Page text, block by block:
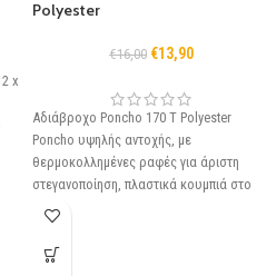
x
Polyester
€16,00 €13,90
Αδιάβροχο Poncho 170 T Polyester
Poncho υψηλής αντοχής, με
θερμοκολλημένες ραφές για άριστη
στεγανοποίηση, πλαστικά κουμπιά στο
πλάι για μεγιστοποίηση